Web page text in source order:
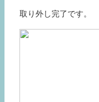
取り外し完了です。